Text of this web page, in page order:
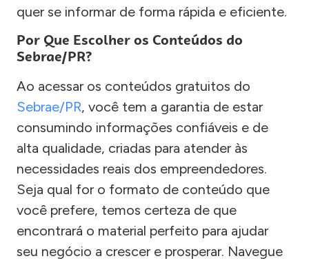
quer se informar de forma rápida e eficiente.
Por Que Escolher os Conteúdos do
Sebrae/PR?
Ao acessar os conteúdos gratuitos do
Sebrae/PR, você tem a garantia de estar
consumindo informações confiáveis e de
alta qualidade, criadas para atender às
necessidades reais dos empreendedores.
Seja qual for o formato de conteúdo que
você prefere, temos certeza de que
encontrará o material perfeito para ajudar
seu negócio a crescer e prosperar. Navegue